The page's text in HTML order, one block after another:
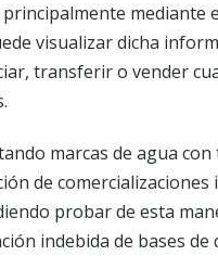
visualizar dicha
transferir o vender
marcas de agua
de comercializaciones
probar de esta
indebida de bases de